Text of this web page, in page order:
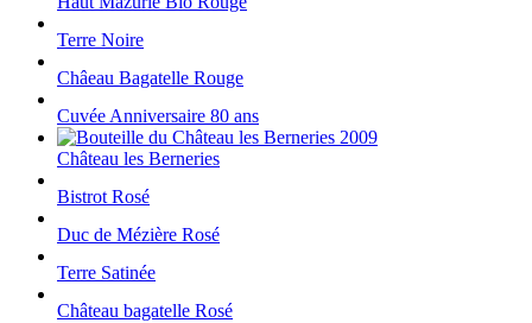
Terre Noire
Châeau Bagatelle Rouge
Cuvée Anniversaire 80 ans
Château les Berneries
Bistrot Rosé
Duc de Mézière Rosé
Terre Satinée
Château bagatelle Rosé